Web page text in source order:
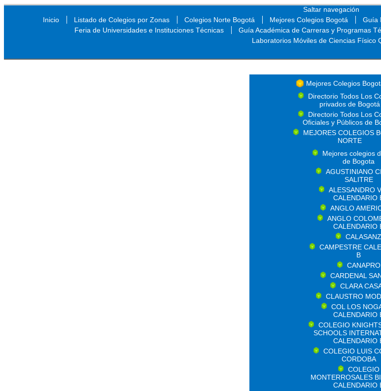
Saltar navegación
Inicio
Listado de Colegios por Zonas Colegios Norte Bogotá Mejores Colegios Bogotá Guía
Feria de Universidades e Instituciones Técnicas
Guía Académica de Carreras y Programas
Laboratorios Móviles de Ciencias Físico
Mejores Colegios
Directorio Todos Los
privados de Bogotá
Directorio Todos Los
Oficiales y Públicos de
MEJORES COLEGIOS
NORTE
Mejores colegios
de Bogota
AGUSTINIANO
SALITRE
ALESSANDRO
CALENDARIO
ANGLO
ANGLO
CALENDARIO
CALASANZ
CAMPESTRE
B
CANAPRO
CARDENAL
CLARA
CLAUSTRO
COL LOS
CALENDARIO
COLEGIO
SCHOOLS
CALENDARIO
COLEGIO LUIS
CORDOBA
COLEGIO
MONTERROSALES
CALENDARIO